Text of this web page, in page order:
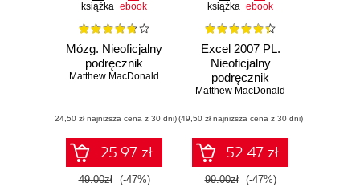
książka ebook
Mózg. Nieoficjalny
podręcznik
Matthew MacDonald
(24,50 zł najniższa cena z 30 dni)
25.97 zł
49.00zł (-47%)
książka ebook
Excel 2007 PL.
Nieoficjalny
podręcznik
Matthew MacDonald
(49,50 zł najniższa cena z 30 dni)
52.47 zł
99.00zł (-47%)